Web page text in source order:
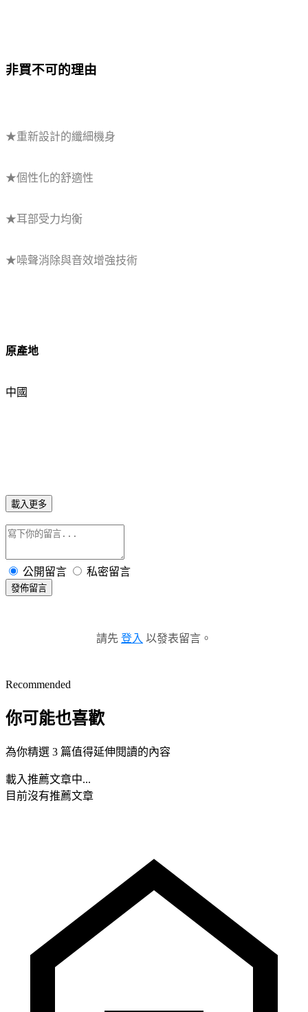
非買不可的理由
★重新設計的纖細機身
★個性化的舒適性
★耳部受力均衡
★噪聲消除與音效增強技術
原產地
中國
載入更多
公開留言 私密留言
發佈留言
請先 登入 以發表留言。
Recommended
你可能也喜歡
為你精選 3 篇值得延伸閱讀的內容
載入推薦文章中...
目前沒有推薦文章